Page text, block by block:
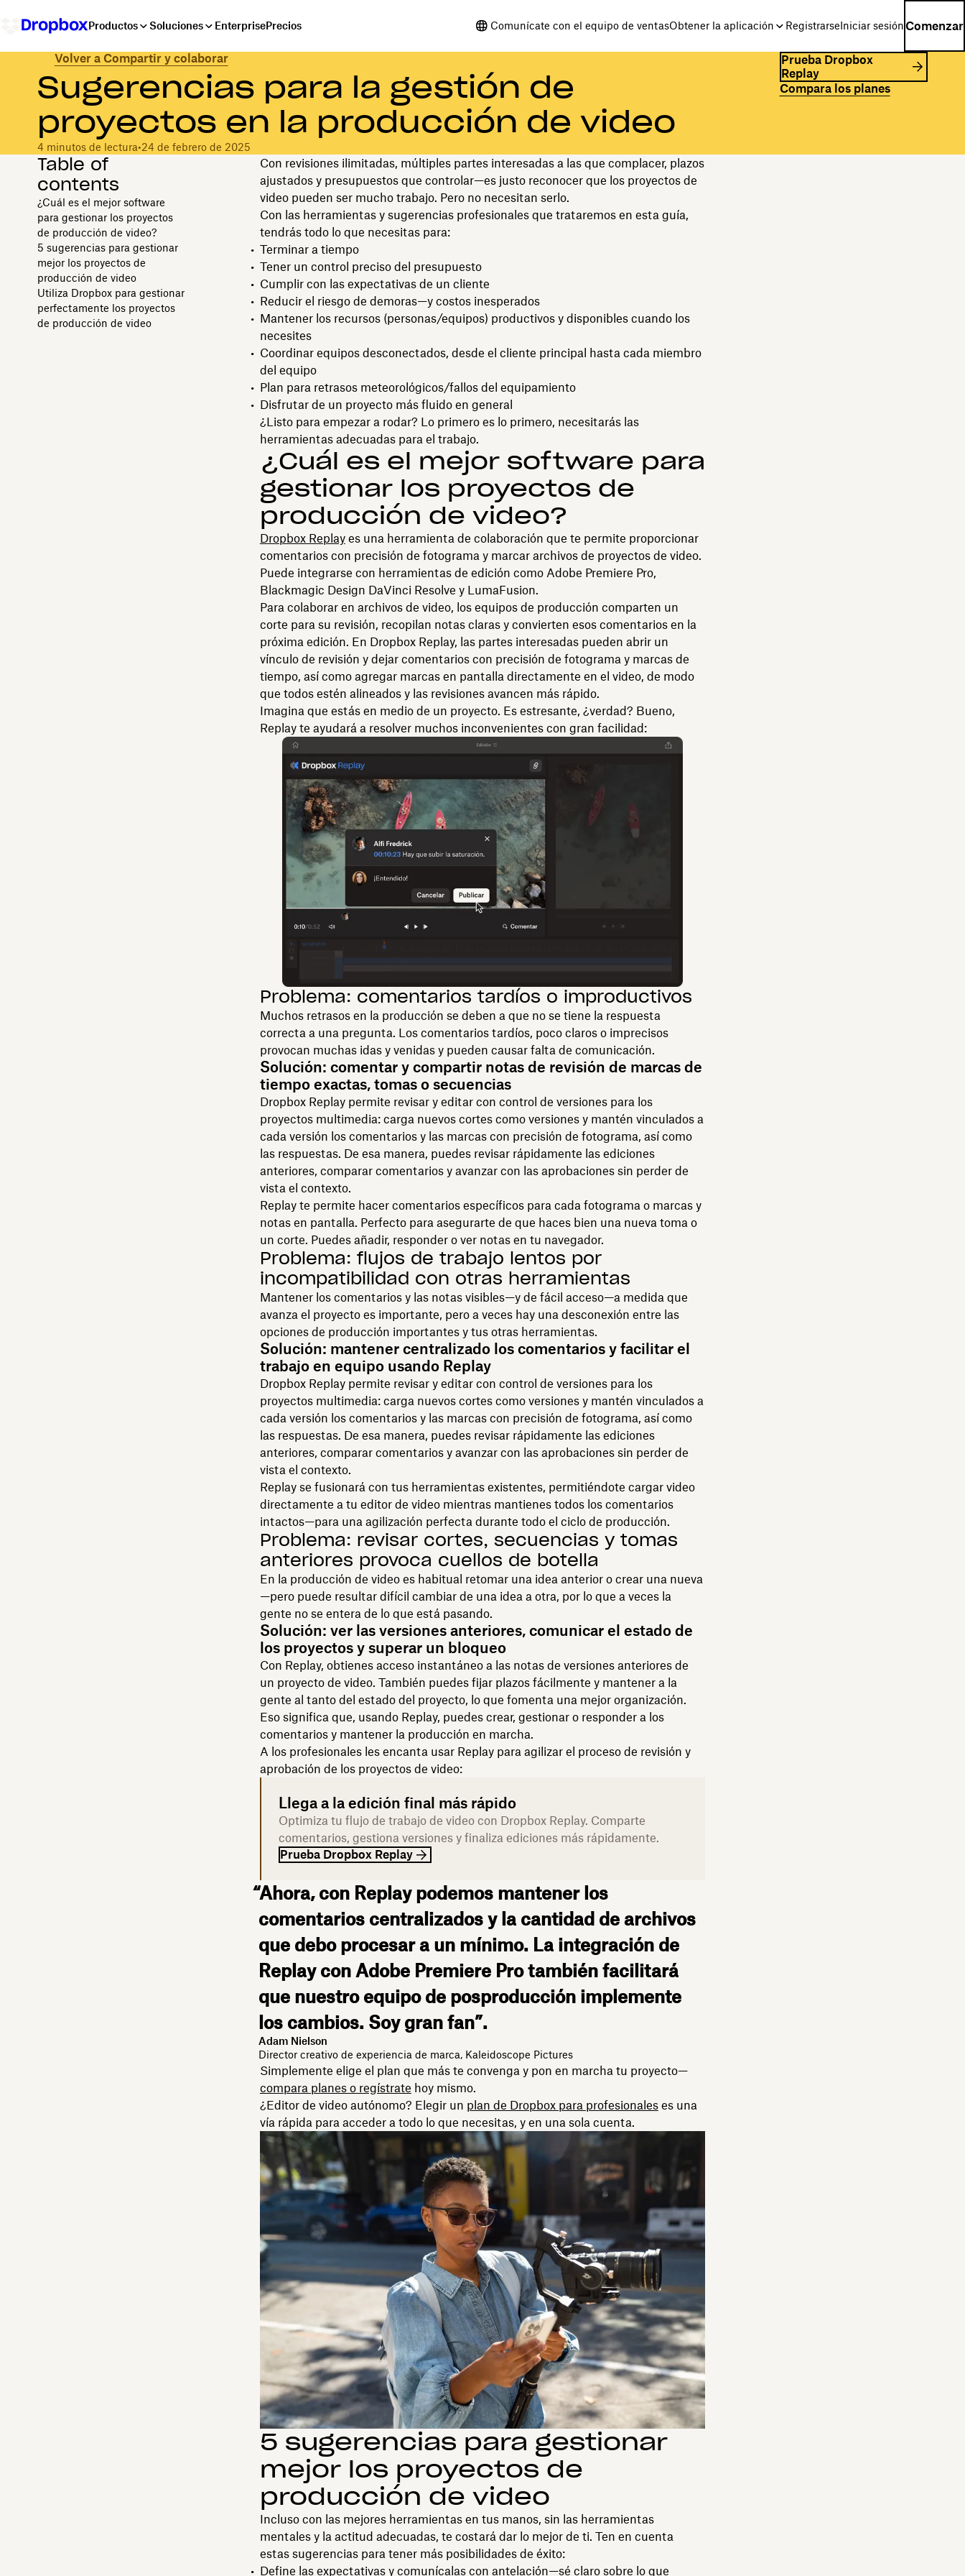
Productos Soluciones EnterprisePrecios Comunícate con el equipo de ventasObtener la aplicación RegistrarseIniciar sesión Comenzar
Volver a Compartir y colaborar
Sugerencias para la gestión de
proyectos en la producción de video
4 minutos de lectura•24 de febrero de 2025
Prueba Dropbox
Replay
Compara los planes
Table of
contents
¿Cuál es el mejor software
para gestionar los proyectos
de producción de video?
5 sugerencias para gestionar
mejor los proyectos de
producción de video
Utiliza Dropbox para gestionar
perfectamente los proyectos
de producción de video
Con revisiones ilimitadas, múltiples partes interesadas a las que complacer, plazos
ajustados y presupuestos que controlar—es justo reconocer que los proyectos de
video pueden ser mucho trabajo. Pero no necesitan serlo.
Con las herramientas y sugerencias profesionales que trataremos en esta guía,
tendrás todo lo que necesitas para:
Terminar a tiempo
Tener un control preciso del presupuesto
Cumplir con las expectativas de un cliente
Reducir el riesgo de demoras—y costos inesperados
Mantener los recursos (personas/equipos) productivos y disponibles cuando los
necesites
Coordinar equipos desconectados, desde el cliente principal hasta cada miembro
del equipo
Plan para retrasos meteorológicos/fallos del equipamiento
Disfrutar de un proyecto más fluido en general
¿Listo para empezar a rodar? Lo primero es lo primero, necesitarás las
herramientas adecuadas para el trabajo.
¿Cuál es el mejor software para
gestionar los proyectos de
producción de video?
Dropbox Replayes una herramienta de colaboración que te permite proporcionar
comentarios con precisión de fotograma y marcar archivos de proyectos de video.
Puede integrarse con herramientas de edición como Adobe Premiere Pro,
Blackmagic Design DaVinci Resolve y LumaFusion.
Para colaborar en archivos de video, los equipos de producción comparten un
corte para su revisión, recopilan notas claras y convierten esos comentarios en la
próxima edición. En Dropbox Replay, las partes interesadas pueden abrir un
vínculo de revisión y dejar comentarios con precisión de fotograma y marcas de
tiempo, así como agregar marcas en pantalla directamente en el video, de modo
que todos estén alineados y las revisiones avancen más rápido.
Imagina que estás en medio de un proyecto. Es estresante, ¿verdad? Bueno,
Replay te ayudará a resolver muchos inconvenientes con gran facilidad:
Problema: comentarios tardíos o improductivos
Muchos retrasos en la producción se deben a que no se tiene la respuesta
correcta a una pregunta. Los comentarios tardíos, poco claros o imprecisos
provocan muchas idas y venidas y pueden causar falta de comunicación.
Solución: comentar y compartir notas de revisión de marcas de
tiempo exactas, tomas o secuencias
Dropbox Replay permite revisar y editar con control de versiones para los
proyectos multimedia: carga nuevos cortes como versiones y mantén vinculados a
cada versión los comentarios y las marcas con precisión de fotograma, así como
las respuestas. De esa manera, puedes revisar rápidamente las ediciones
anteriores, comparar comentarios y avanzar con las aprobaciones sin perder de
vista el contexto.
Replay te permite hacer comentarios específicos para cada fotograma o marcas y
notas en pantalla. Perfecto para asegurarte de que haces bien una nueva toma o
un corte. Puedes añadir, responder o ver notas en tu navegador.
Problema: flujos de trabajo lentos por
incompatibilidad con otras herramientas
Mantener los comentarios y las notas visibles—y de fácil acceso—a medida que
avanza el proyecto es importante, pero a veces hay una desconexión entre las
opciones de producción importantes y tus otras herramientas.
Solución: mantener centralizado los comentarios y facilitar el
trabajo en equipo usando Replay
Dropbox Replay permite revisar y editar con control de versiones para los
proyectos multimedia: carga nuevos cortes como versiones y mantén vinculados a
cada versión los comentarios y las marcas con precisión de fotograma, así como
las respuestas. De esa manera, puedes revisar rápidamente las ediciones
anteriores, comparar comentarios y avanzar con las aprobaciones sin perder de
vista el contexto.
Replay se fusionará con tus herramientas existentes, permitiéndote cargar video
directamente a tu editor de video mientras mantienes todos los comentarios
intactos—para una agilización perfecta durante todo el ciclo de producción.
Problema: revisar cortes, secuencias y tomas
anteriores provoca cuellos de botella
En la producción de video es habitual retomar una idea anterior o crear una nueva
—pero puede resultar difícil cambiar de una idea a otra, por lo que a veces la
gente no se entera de lo que está pasando.
Solución: ver las versiones anteriores, comunicar el estado de
los proyectos y superar un bloqueo
Con Replay, obtienes acceso instantáneo a las notas de versiones anteriores de
un proyecto de video. También puedes fijar plazos fácilmente y mantener a la
gente al tanto del estado del proyecto, lo que fomenta una mejor organización.
Eso significa que, usando Replay, puedes crear, gestionar o responder a los
comentarios y mantener la producción en marcha.
A los profesionales les encanta usar Replay para agilizar el proceso de revisión y
aprobación de los proyectos de video:
Llega a la edición final más rápido
Optimiza tu flujo de trabajo de video con Dropbox Replay. Comparte
comentarios, gestiona versiones y finaliza ediciones más rápidamente.
Prueba Dropbox Replay
“Ahora, con Replay podemos mantener los
comentarios centralizados y la cantidad de archivos
que debo procesar a un mínimo. La integración de
Replay con Adobe Premiere Pro también facilitará
que nuestro equipo de posproducción implemente
los cambios. Soy gran fan”.
Adam Nielson
Director creativo de experiencia de marca, Kaleidoscope Pictures
Simplemente elige el plan que más te convenga y pon en marcha tu proyecto—
compara planes o regístrate hoy mismo.
¿Editor de video autónomo? Elegir un plan de Dropbox para profesionaleses una
vía rápida para acceder a todo lo que necesitas, y en una sola cuenta.
5 sugerencias para gestionar
mejor los proyectos de
producción de video
Incluso con las mejores herramientas en tus manos, sin las herramientas
mentales y la actitud adecuadas, te costará dar lo mejor de ti. Ten en cuenta
estas sugerencias para tener más posibilidades de éxito:
Define las expectativas y comunícalas con antelación—sé claro sobre lo que